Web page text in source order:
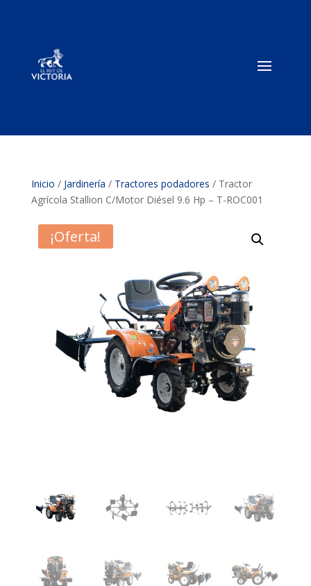
Inicio / Jardinería / Tractores podadores / Tractor
Agrícola Stallion C/Motor Diésel 9.6 Hp – T-ROC001
¡Oferta!